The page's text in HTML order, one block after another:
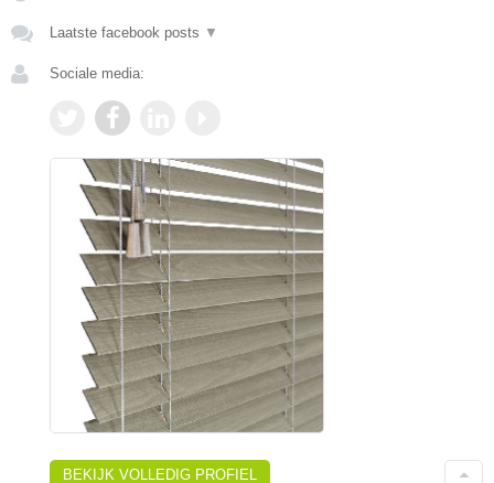
Laatste facebook posts ▼
Sociale media:
BEKIJK VOLLEDIG PROFIEL